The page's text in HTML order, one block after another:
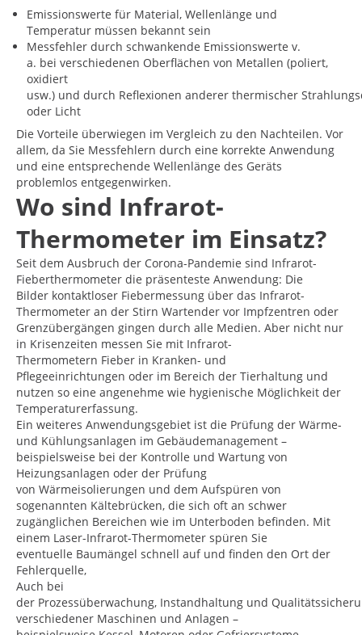
Emissionswerte für Material, Wellenlänge und
Temperatur müssen bekannt sein
Messfehler durch schwankende Emissionswerte v.
a. bei verschiedenen Oberflächen von Metallen (poliert,
oxidiert
usw.) und durch Reflexionen anderer thermischer
oder Licht
Die Vorteile überwiegen im Vergleich zu den Nachteilen. Vor
allem, da Sie Messfehlern durch eine korrekte Anwendung
und eine entsprechende Wellenlänge des Geräts
problemlos entgegenwirken.
Wo sind Infrarot-
Thermometer im Einsatz?
Seit dem Ausbruch der Corona-Pandemie sind Infrarot-
Fieberthermometer die präsenteste Anwendung: Die
Bilder kontaktloser Fiebermessung über das Infrarot-
Thermometer an der Stirn Wartender vor Impfzentren oder
Grenzübergängen gingen durch alle Medien. Aber nicht nur
in Krisenzeiten messen Sie mit Infrarot-
Thermometern Fieber in Kranken- und
Pflegeeinrichtungen oder im Bereich der Tierhaltung und
nutzen so eine angenehme wie hygienische Möglichkeit der
Temperaturerfassung.
Ein weiteres Anwendungsgebiet ist die Prüfung der Wärme-
und Kühlungsanlagen im Gebäudemanagement –
beispielsweise bei der Kontrolle und Wartung von
Heizungsanlagen oder der Prüfung
von Wärmeisolierungen und dem Aufspüren von
sogenannten Kältebrücken, die sich oft an schwer
zugänglichen Bereichen wie im Unterboden befinden. Mit
einem Laser-Infrarot-Thermometer spüren Sie
eventuelle Baumängel schnell auf und finden den Ort der
Fehlerquelle,
Auch bei
der Prozessüberwachung, Instandhaltung und
verschiedener Maschinen und Anlagen –